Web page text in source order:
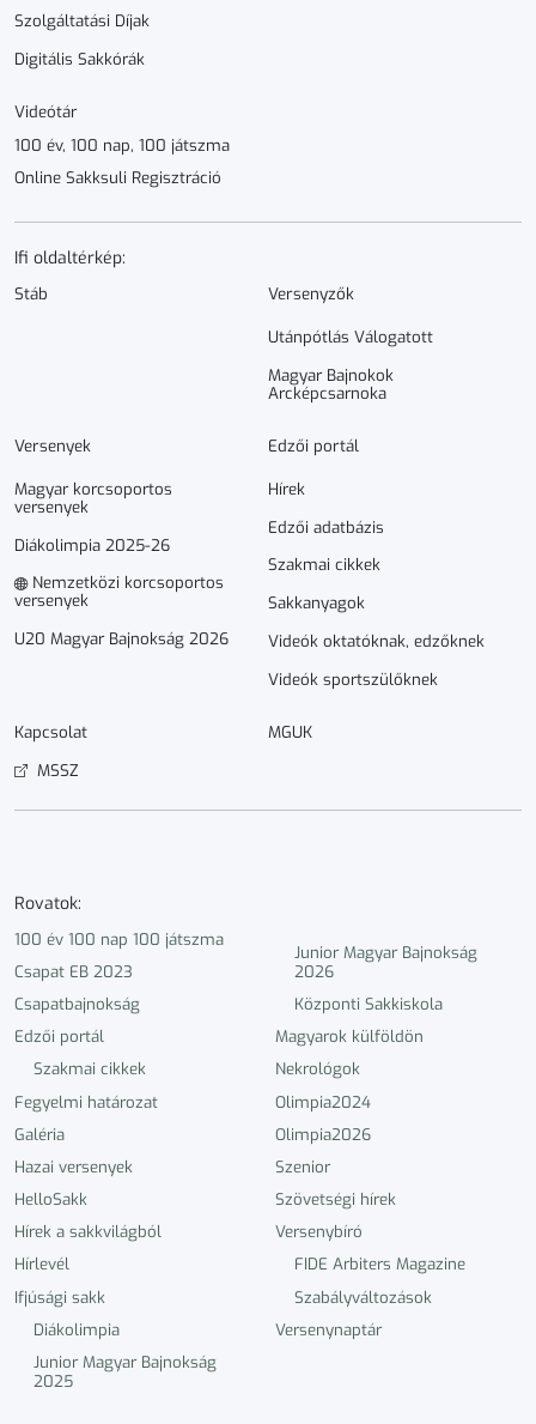
Szolgáltatási Díjak
Digitális Sakkórák
Videótár
100 év, 100 nap, 100 játszma
Online Sakksuli Regisztráció
Ifi oldaltérkép:
Stáb Versenyzők
Utánpótlás Válogatott
Magyar Bajnokok
Arcképcsarnoka
Versenyek
Magyar korcsoportos
versenyek
Diákolimpia 2025-26
Nemzetközi korcsoportos
versenyek
U20 Magyar Bajnokság 2026
Edzői portál
Hírek
Edzői adatbázis
Szakmai cikkek
Sakkanyagok
Videók oktatóknak, edzőknek
Videók sportszülőknek
Kapcsolat
MGUK
MSSZ
Rovatok:
100 év 100 nap 100 játszma
Csapat EB 2023
Csapatbajnokság
Edzői portál
Szakmai cikkek
Fegyelmi határozat
Galéria
Hazai versenyek
HelloSakk
Hírek a sakkvilágból
Hírlevél
Ifjúsági sakk
Diákolimpia
Junior Magyar Bajnokság
2025
Junior Magyar Bajnokság
2026
Központi Sakkiskola
Magyarok külföldön
Nekrológok
Olimpia2024
Olimpia2026
Szenior
Szövetségi hírek
Versenybíró
FIDE Arbiters Magazine
Szabályváltozások
Versenynaptár